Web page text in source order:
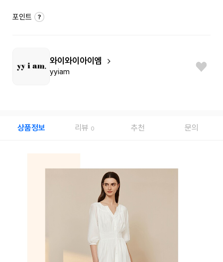
포인트
와이와이아이엠
yyiam
상품정보 리뷰 0 추천 문의